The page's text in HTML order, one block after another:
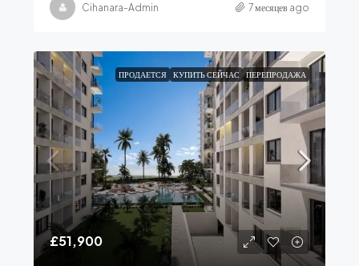
Cihanara-Admin 7 месяцев ago
ПРОДАЕТСЯ КУПИТЬ СЕЙЧАС ПЕРЕПРОДАЖА
£51,900